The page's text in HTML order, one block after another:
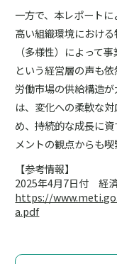
一方で、本レポート
高い組織環境におけ
（多様性）によって
という経営層の声も
労働市場の供給構造
は、変化への柔軟な
め、持続的な成長に
メントの観点からも喫
【参考情報】
2025年4月7日付 経済
https://
a.pdf